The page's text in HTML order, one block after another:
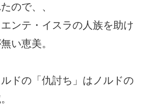
ので、、
ンテ・イスラの人族を助け
い恵美。
ドの「仇討ち」はノルドの